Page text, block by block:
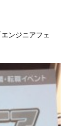
ンジニアフェ